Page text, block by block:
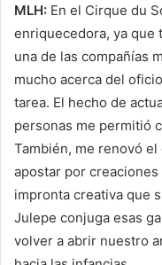
MLH: En el Cirque du
enriquecedora, ya que
una de las compañías
mucho acerca del
tarea. El hecho de
personas me permitió
También, me renovó
apostar por
impronta creativa que
Julepe conjuga esas
volver a abrir nuestro